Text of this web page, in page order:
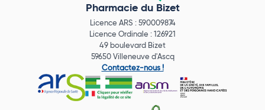
Pharmacie du Bizet
Licence ARS : 590009874
Licence Ordinale : 126921
49 boulevard Bizet
59650 Villeneuve d'Ascq
Contactez-nous !